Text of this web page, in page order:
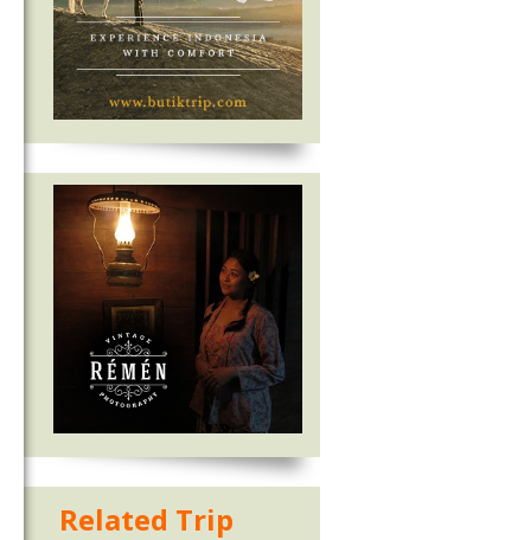
Related Trip